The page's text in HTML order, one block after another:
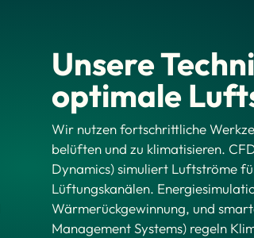
Unsere
optimale
Wir nutzen fortschrittliche
belüften und zu klimatisieren.
Dynamics) simuliert Luftströme
Lüftungskanälen.
Wärmerückgewinnung, und
Management Systems) regeln